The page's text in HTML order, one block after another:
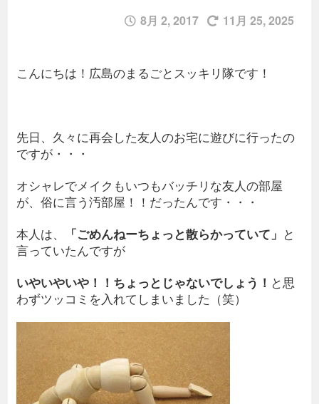
8月 2, 2017 11月 25, 2025
こんにちは！広島のまるごとスッキリ隊です！
先日、久々に再会した友人のお宅に遊びに行ったの
ですが・・・
オシャレでメイクもいつもバッチリな友人の部屋
が、俗に言う汚部屋！！だったんです・・・
本人は、
「ごめんねーちょっと散らかっていて」 と
言っていたんですが
いやいやいや！！ちょっとじゃないでしょう！ と思
わずツッコミを入れてしまいました（笑）